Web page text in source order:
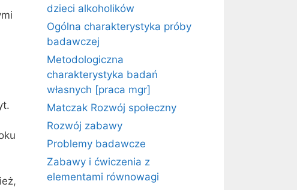
dzieci alkoholików
Ogólna charakterystyka próby
badawczej
Metodologiczna
charakterystyka badań
własnych [praca mgr]
Matczak Rozwój społeczny
Rozwój zabawy
Problemy badawcze
Zabawy i ćwiczenia z
elementami równowagi